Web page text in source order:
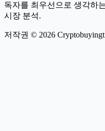
독자를 최우선으로 생각하
시장 분석.
저작권 © 2026